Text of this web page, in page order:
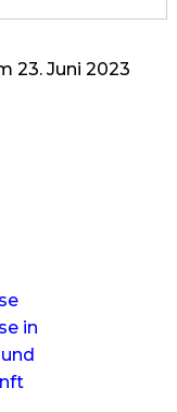
23. Juni 2023
in